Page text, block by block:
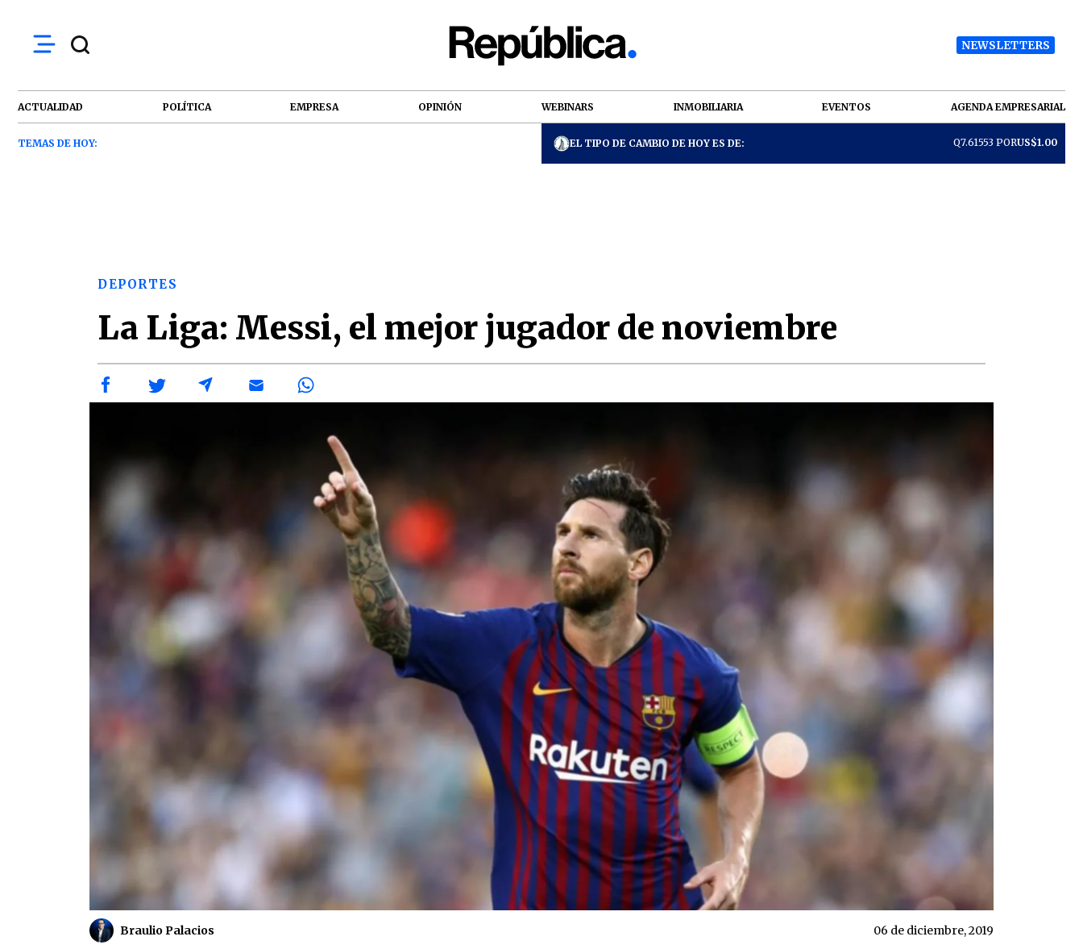
NEWSLETTERS
ACTUALIDAD POLÍTICA EMPRESA OPINIÓN WEBINARS INMOBILIARIA EVENTOS AGENDA EMPRESARIAL
TEMAS DE HOY: EL TIPO DE CAMBIO DE HOY ES DE: Q7.61553 PORUS$1.00
DEPORTES
La Liga: Messi, el mejor jugador de noviembre
Braulio Palacios 06 de diciembre, 2019